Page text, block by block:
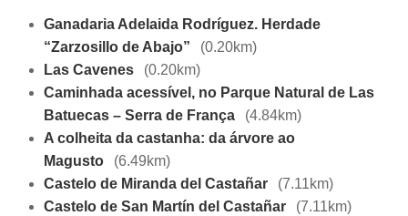
Ganadaria Adelaida Rodríguez. Herdade
“Zarzosillo de Abajo”
(0.20km)
Las Cavenes
(0.20km)
Caminhada acessível, no Parque Natural de Las
Batuecas – Serra de França
(4.84km)
A colheita da castanha: da árvore ao
Magusto
(6.49km)
Castelo de Miranda del Castañar
(7.11km)
Castelo de San Martín del Castañar
(7.11km)